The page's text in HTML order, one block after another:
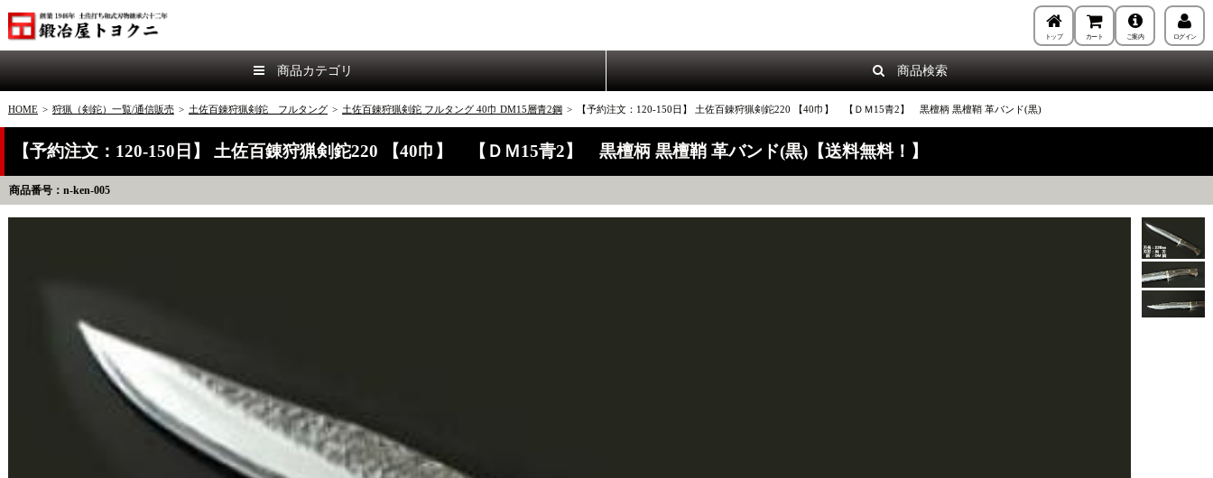
トップ カート ご案内 ログイン
商品カテゴリ 商品検索
HOME > 狩猟（剣鉈）一覧/通信販売 > 土佐百錬狩猟剣鉈 フルタング > 土佐百錬狩猟剣鉈 フルタング 40巾 DM15層青2鋼 > 【予約注文：120-150日】 土佐百錬狩猟剣鉈220 【40巾】 【ＤＭ15青2】 黒檀柄 黒檀鞘 革バンド(黒)
【予約注文：120-150日】 土佐百錬狩猟剣鉈220 【40巾】 【ＤＭ15青2】 黒檀柄 黒檀鞘 革バンド(黒)【送料無料！】
商品番号：n-ken-005